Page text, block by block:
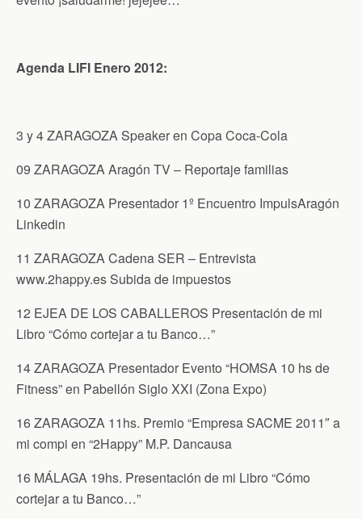
Agenda LIFI Enero 2012:
3 y 4 ZARAGOZA Speaker en Copa Coca-Cola
09 ZARAGOZA Aragón TV – Reportaje familias
10 ZARAGOZA Presentador 1º Encuentro ImpulsAragón
Linkedin
11 ZARAGOZA Cadena SER – Entrevista
www.2happy.es Subida de impuestos
12 EJEA DE LOS CABALLEROS Presentación de mi
Libro “Cómo cortejar a tu Banco…”
14 ZARAGOZA Presentador Evento “HOMSA 10 hs de
Fitness” en Pabellón Siglo XXI (Zona Expo)
16 ZARAGOZA 11hs. Premio “Empresa SACME 2011″ a
mi compi en “2Happy” M.P. Dancausa
16 MÁLAGA 19hs. Presentación de mi Libro “Cómo
cortejar a tu Banco…”